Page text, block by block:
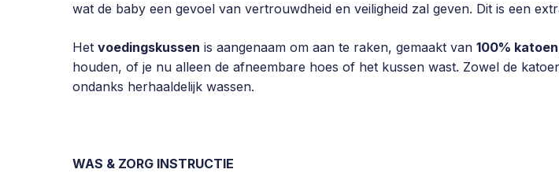
wat de baby een gevoel van vertrouwdheid en veiligheid zal geven. Dit is een
Het voedingskussen is aangenaam om aan te raken, gemaakt van 100%
houden, of je nu alleen de afneembare hoes of het kussen wast. Zowel de
ondanks herhaaldelijk wassen.
WAS & ZORG INSTRUCTIE